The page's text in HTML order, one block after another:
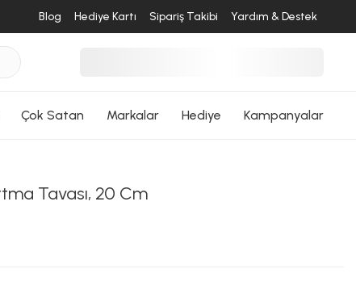
Blog Hediye Kartı Sipariş Takibi Yardım & Destek
Çok Satan Markalar Hediye Kampanyalar
Tavası, 20 Cm